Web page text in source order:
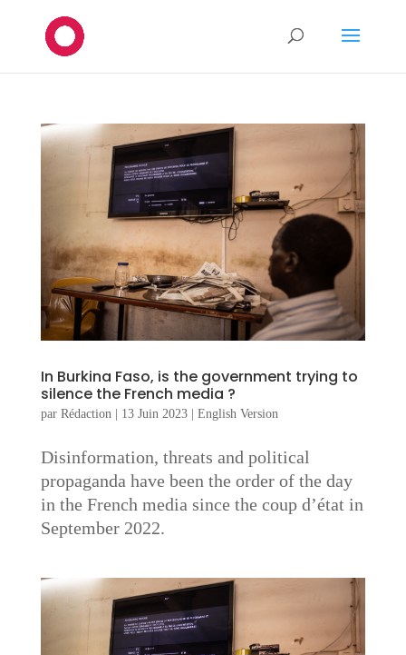
In Burkina Faso, is the government trying to
silence the French media ?
par Rédaction 13 Juin 2023| English Version
Disinformation, threats and political
propaganda have been the order of the day
in the French media since the coup d’état in
September 2022.